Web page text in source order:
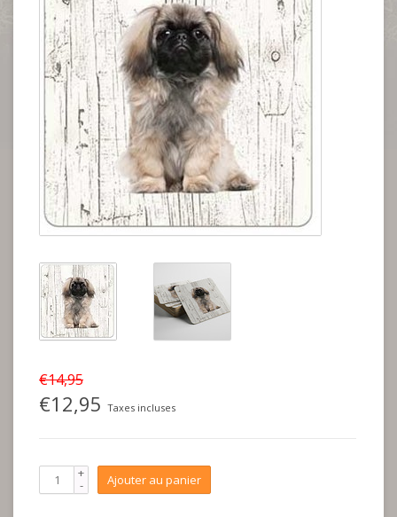
€14,95
€12,95 Taxes incluses
+
- Ajouter au panier